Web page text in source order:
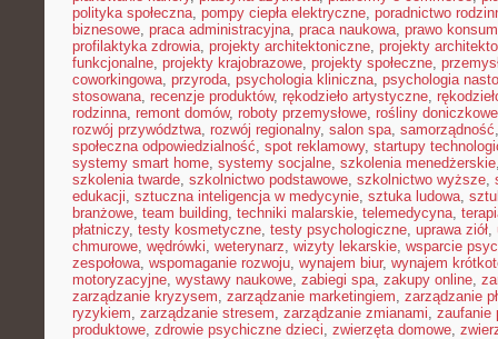
polityka społeczna, pompy ciepła elektryczne, poradnictwo
biznesowe, praca administracyjna, praca naukowa, prawo
profilaktyka zdrowia, projekty architektoniczne, projekty
funkcjonalne, projekty krajobrazowe, projekty społeczne,
coworkingowa, przyroda, psychologia kliniczna, psychologia
stosowana, recenzje produktów, rękodzieło artystyczne,
rodzinna, remont domów, roboty przemysłowe, rośliny doniczkowe
rozwój przywództwa, rozwój regionalny, salon spa, samorządność
społeczna odpowiedzialność, spot reklamowy, startupy
systemy smart home, systemy socjalne, szkolenia menedżerskie
szkolenia twarde, szkolnictwo podstawowe, szkolnictwo wyższe,
edukacji, sztuczna inteligencja w medycynie, sztuka ludowa,
branżowe, team building, techniki malarskie, telemedycyna,
płatniczy, testy kosmetyczne, testy psychologiczne, uprawa ziół,
chmurowe, wędrówki, weterynarz, wizyty lekarskie, wsparcie
zespołowa, wspomaganie rozwoju, wynajem biur, wynajem
motoryzacyjne, wystawy naukowe, zabiegi spa, zakupy online,
zarządzanie kryzysem, zarządzanie marketingiem, zarządzanie
ryzykiem, zarządzanie stresem, zarządzanie zmianami, zaufanie
produktowe, zdrowie psychiczne dzieci, zwierzęta domowe,